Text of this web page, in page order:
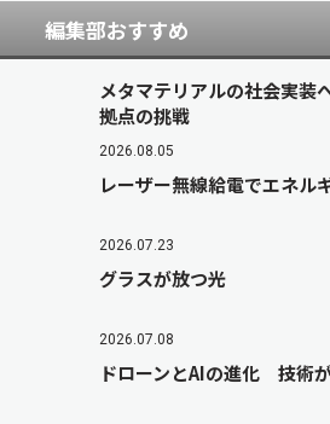
編集部おすすめ
メタマテリアルの社会実
拠点の挑戦
2026.08.05
レーザー無線給電でエネル
2026.07.23
グラスが放つ光
2026.07.08
ドローンとAIの進化 技術